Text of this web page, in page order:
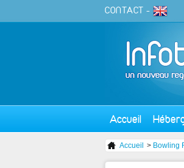
CONTACT -
Accueil
Accueil > Bowling